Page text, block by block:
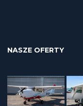
NASZE OFERTY